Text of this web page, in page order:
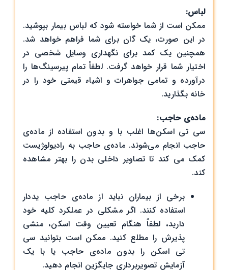
لباس:
ممکن است از شما خواسته شود که لباس بیمار بپوشید.
در این صورت، یک گان برای شما فراهم خواهد شد.
همچنین یک کمد برای نگهداری وسایل شخصی در
اختیار شما قرار خواهد گرفت. لطفاً تمام پیرسینگ‌ها را
درآورده و تمامی جواهرات و اشیاء قیمتی خود را در
خانه بگذارید.
ماده‌ی حاجب:
سی تی اسکن‌ها اغلب با و بدون استفاده از ماده‌ی
حاجب انجام می‌شوند. ماده‌ی حاجب به رادیولوژیست
کمک می کند تا تصاویر داخلی بدن را بهتر مشاهده
کند.
برخی از بیماران نباید از ماده‌ی حاجب یددار
استفاده کنند. اگر مشکلی در عملکرد کلیه خود
دارید، لطفاً هنگام تعیین وقت اسکن، منشی
پذیرش را مطلع کنید. ممکن است بتوانید سی
تی ‌اسکن را بدون ماده‌ی حاجب یا با یک
آزمایش تصویربرداری جایگزین انجام دهید.